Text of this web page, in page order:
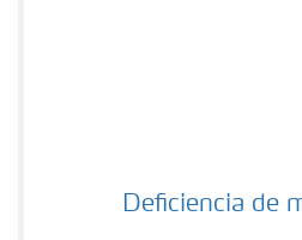
Deficiencia de manganeso
Deficiencia de